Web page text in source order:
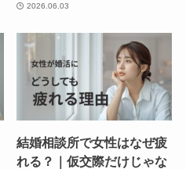
2026.06.03
結婚相談所で女性はなぜ疲
れる？｜仮交際だけじゃな